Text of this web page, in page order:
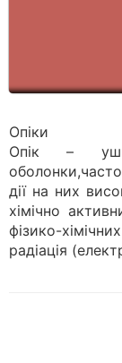
Опіки
Опік –
дії на них
хімічно
фізико-
радіація